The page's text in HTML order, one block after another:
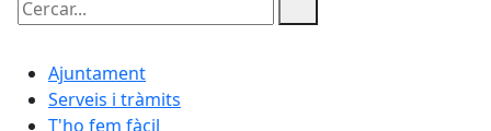
Cercar:
Ajuntament
Serveis i tràmits
T'ho fem fàcil